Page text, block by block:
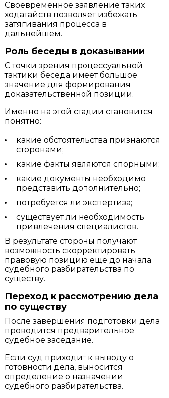
Своевременное заявление таких
ходатайств позволяет избежать
затягивания процесса в
дальнейшем.
Роль беседы в доказывании
С точки зрения процессуальной
тактики беседа имеет большое
значение для формирования
доказательственной позиции.
Именно на этой стадии становится
понятно:
какие обстоятельства признаются
сторонами;
какие факты являются спорными;
какие документы необходимо
представить дополнительно;
потребуется ли экспертиза;
существует ли необходимость
привлечения специалистов.
В результате стороны получают
возможность скорректировать
правовую позицию еще до начала
судебного разбирательства по
существу.
Переход к рассмотрению дела
по существу
После завершения подготовки дела
проводится предварительное
судебное заседание.
Если суд приходит к выводу о
готовности дела, выносится
определение о назначении
судебного разбирательства.